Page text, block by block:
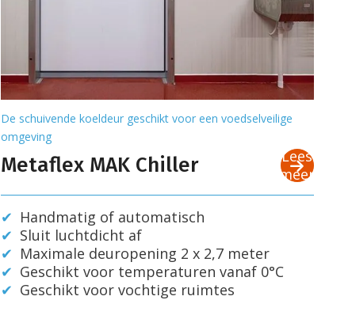
Metaflex MAK Chiller
De schuivende koeldeur geschikt voor een voedselveilige
omgeving
Handmatig of automatisch
Sluit luchtdicht af
Maximale deuropening 2 x 2,7 meter
Geschikt voor temperaturen vanaf 0°C
Geschikt voor vochtige ruimtes
Lees
meer